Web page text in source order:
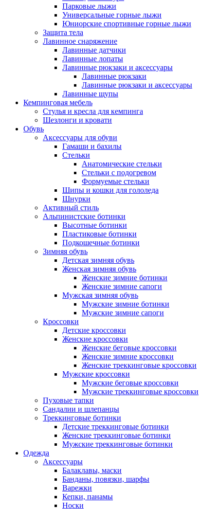
Парковые лыжи
Универсальные горные лыжи
Юниорские спортивные горные лыжи
Защита тела
Лавинное снаряжение
Лавинные датчики
Лавинные лопаты
Лавинные рюкзаки и аксессуары
Лавинные рюкзаки
Лавинные рюкзаки и аксессуары
Лавинные щупы
Кемпинговая мебель
Стулья и кресла для кемпинга
Шезлонги и кровати
Обувь
Аксессуары для обуви
Гамаши и бахилы
Стельки
Анатомические стельки
Стельки с подогревом
Формуемые стельки
Шипы и кошки для гололеда
Шнурки
Активный стиль
Альпинистские ботинки
Высотные ботинки
Пластиковые ботинки
Подкошечные ботинки
Зимняя обувь
Детская зимняя обувь
Женская зимняя обувь
Женские зимние ботинки
Женские зимние сапоги
Мужская зимняя обувь
Мужские зимние ботинки
Мужские зимние сапоги
Кроссовки
Детские кроссовки
Женские кроссовки
Женские беговые кроссовки
Женские зимние кроссовки
Женские треккинговые кроссовки
Мужские кроссовки
Мужские беговые кроссовки
Мужские треккинговые кроссовки
Пуховые тапки
Сандалии и шлепанцы
Треккинговые ботинки
Детские треккинговые ботинки
Женские треккинговые ботинки
Мужские треккинговые ботинки
Одежда
Аксессуары
Балаклавы, маски
Банданы, повязки, шарфы
Варежки
Кепки, панамы
Носки